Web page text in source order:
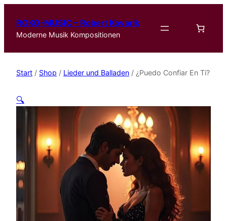
ROKO-MUSIC – Robert Kovarik
Moderne Musik Kompositionen
Start / Shop / Lieder und Balladen / ¿Puedo Confiar En Ti?
🔍